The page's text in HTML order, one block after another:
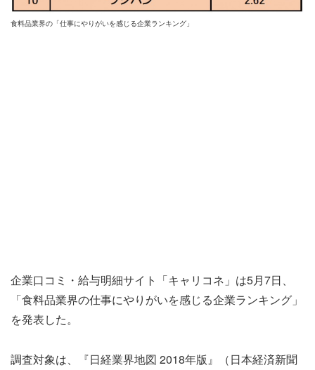
食料品業界の「仕事にやりがいを感じる企業ランキング」
企業口コミ・給与明細サイト「キャリコネ」は5月7日、
「食料品業界の仕事にやりがいを感じる企業ランキング」
を発表した。
調査対象は、『日経業界地図 2018年版』（日本経済新聞